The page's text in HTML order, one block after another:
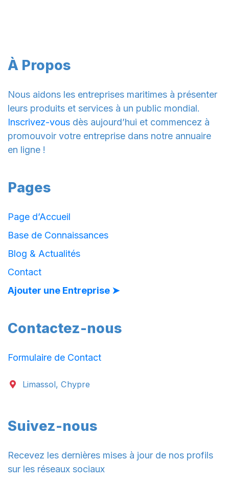
À Propos
Nous aidons les entreprises maritimes à présenter
leurs produits et services à un public mondial.
Inscrivez-vous dès aujourd’hui et commencez à
promouvoir votre entreprise dans notre annuaire
en ligne !
Pages
Page d’Accueil
Base de Connaissances
Blog & Actualités
Contact
Ajouter une Entreprise ➤
Contactez-nous
Formulaire de Contact
Limassol, Chypre
Suivez-nous
Recevez les dernières mises à jour de nos profils
sur les réseaux sociaux